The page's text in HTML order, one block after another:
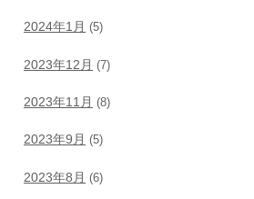
2024年1月 (5)
2023年12月 (7)
2023年11月 (8)
2023年9月 (5)
2023年8月 (6)